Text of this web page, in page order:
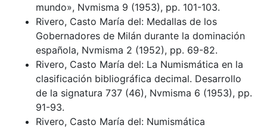
mundo», Nvmisma 9 (1953), pp. 101-103.
Rivero, Casto María del: Medallas de los
Gobernadores de Milán durante la dominación
española, Nvmisma 2 (1952), pp. 69-82.
Rivero, Casto María del: La Numismática en la
clasificación bibliográfica decimal. Desarrollo
de la signatura 737 (46), Nvmisma 6 (1953), pp.
91-93.
Rivero, Casto María del: Numismática